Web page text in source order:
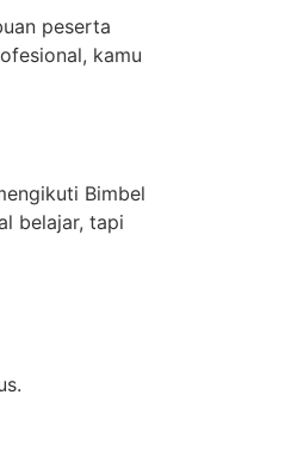
peserta
kamu
Bimbel
belajar, tapi